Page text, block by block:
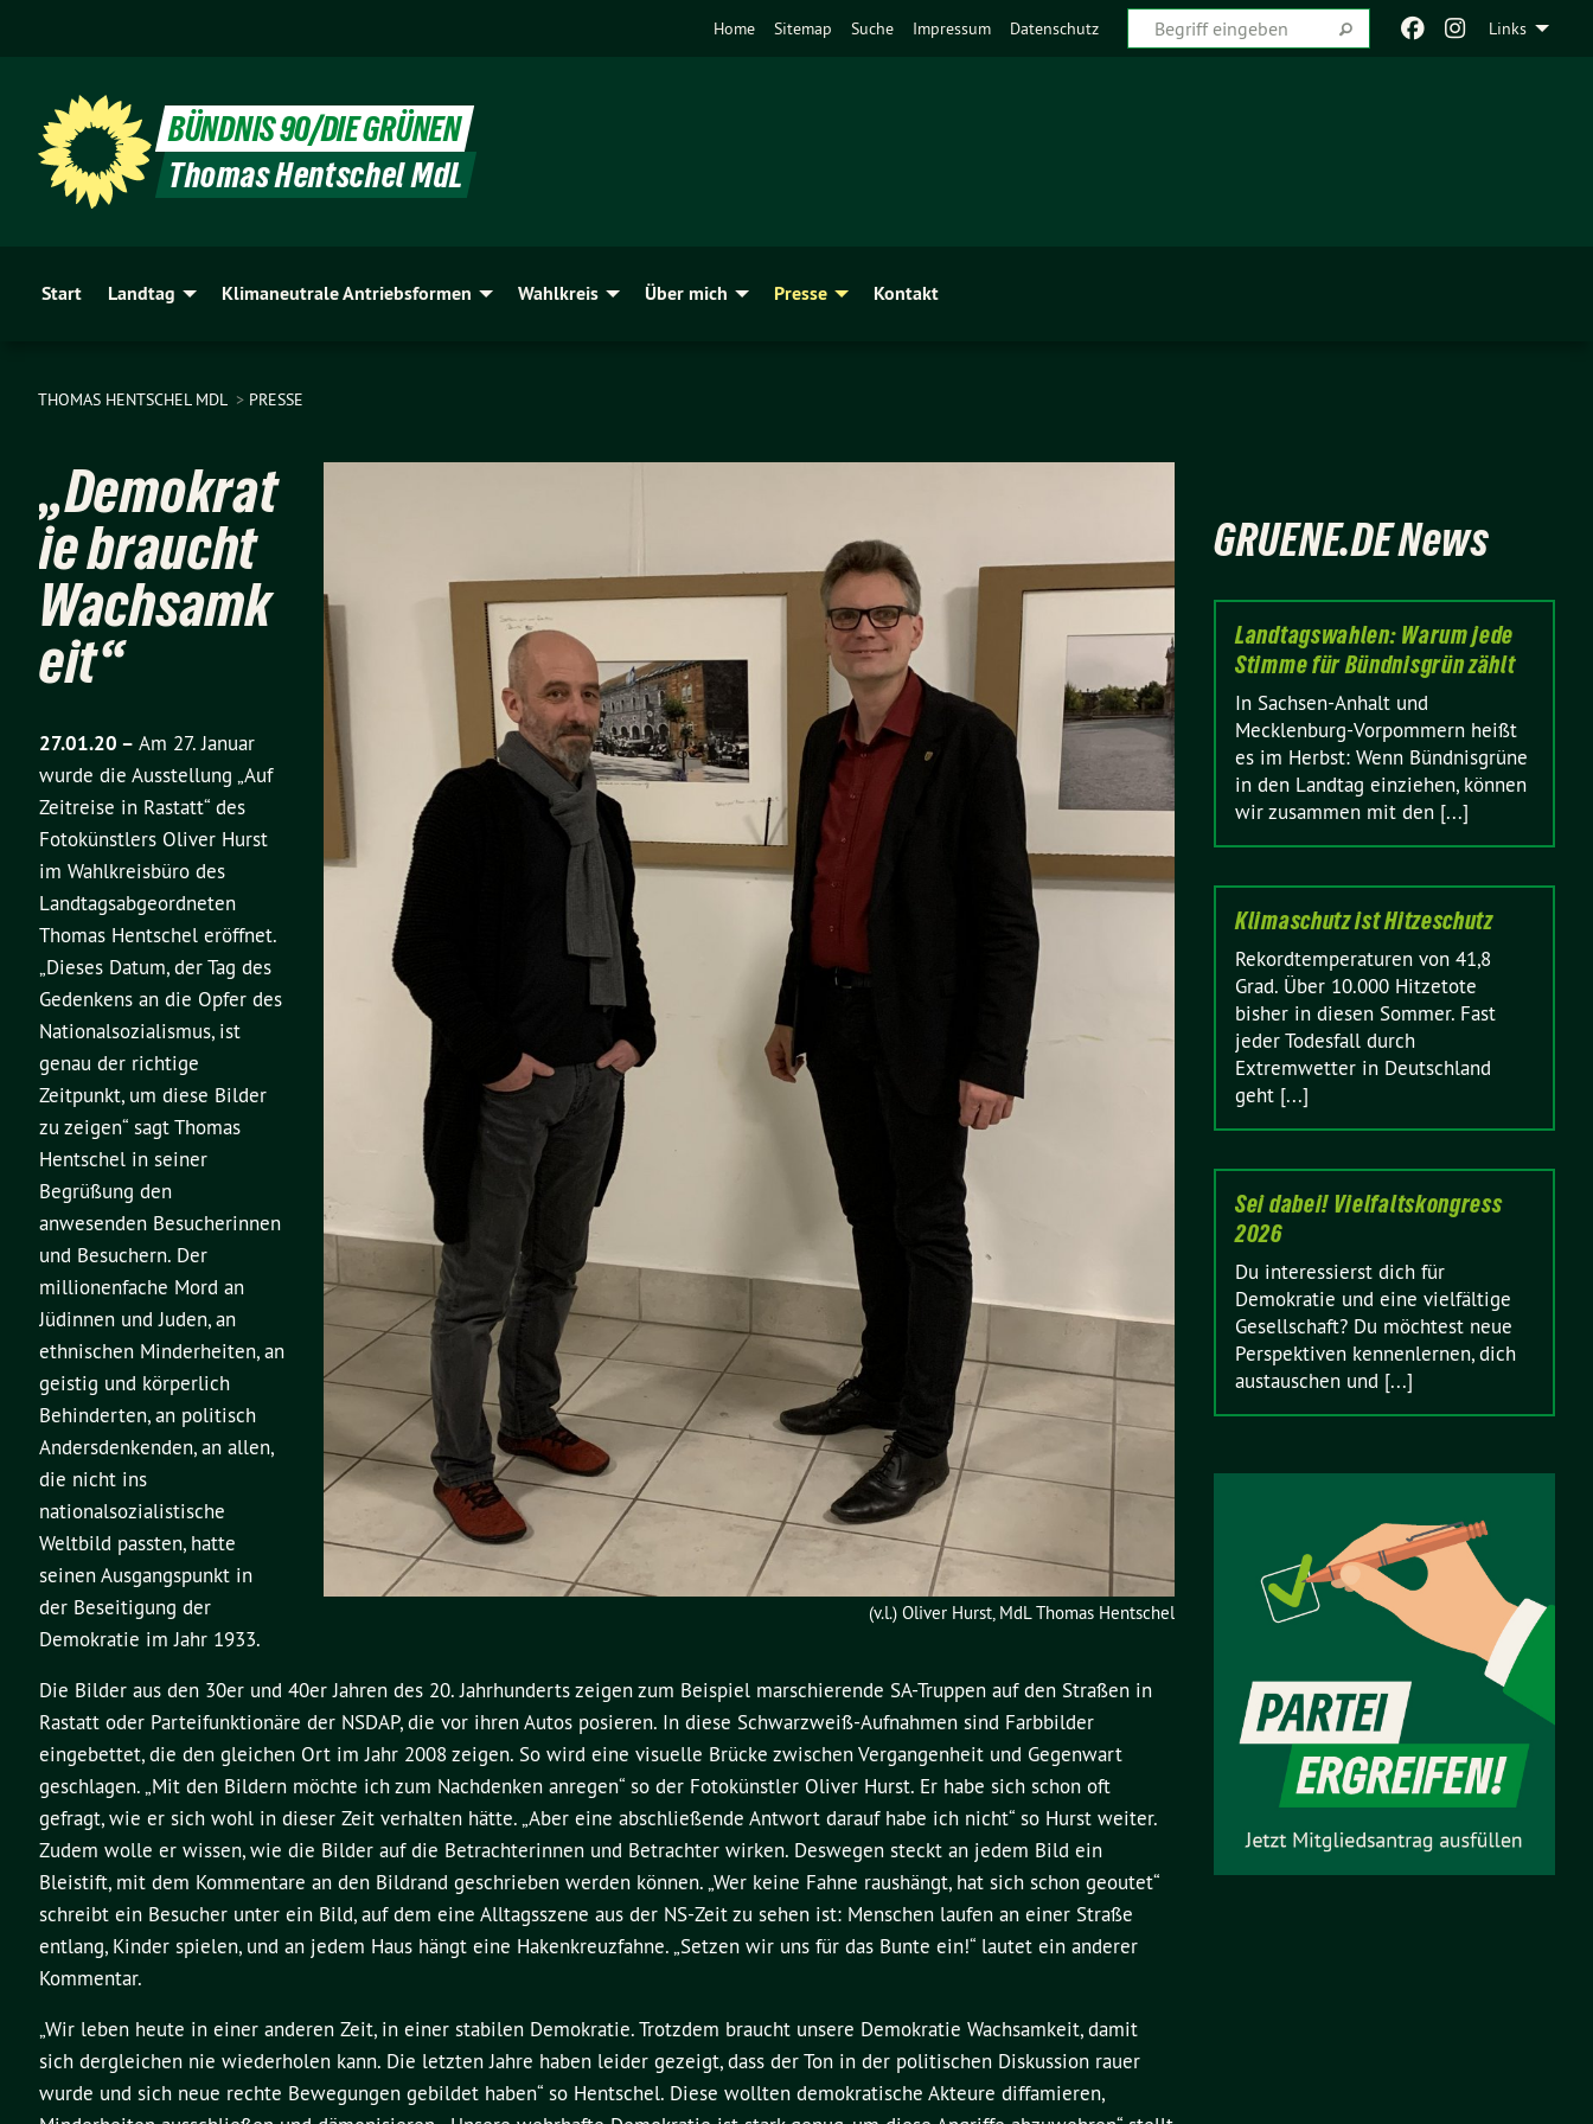
Links
Home Sitemap Suche Impressum Datenschutz
BÜNDNIS 90/DIE GRÜNEN
Thomas Hentschel MdL
Start Landtag Klimaneutrale Antriebsformen Wahlkreis Über mich Presse Kontakt
THOMAS HENTSCHEL MDL PRESSE
(v.l.) Oliver Hurst, MdL Thomas Hentschel
„Demokrat
ie braucht
Wachsamk
eit“
27.01.20 – Am 27. Januar
wurde die Ausstellung „Auf
Zeitreise in Rastatt“ des
Fotokünstlers Oliver Hurst
im Wahlkreisbüro des
Landtagsabgeordneten
Thomas Hentschel eröffnet.
„Dieses Datum, der Tag des
Gedenkens an die Opfer des
Nationalsozialismus, ist
genau der richtige
Zeitpunkt, um diese Bilder
zu zeigen“ sagt Thomas
Hentschel in seiner
Begrüßung den
anwesenden Besucherinnen
und Besuchern. Der
millionenfache Mord an
Jüdinnen und Juden, an
ethnischen Minderheiten, an
geistig und körperlich
Behinderten, an politisch
Andersdenkenden, an allen,
die nicht ins
nationalsozialistische
Weltbild passten, hatte
seinen Ausgangspunkt in
der Beseitigung der
Demokratie im Jahr 1933.
Die Bilder aus den 30er und 40er Jahren des 20. Jahrhunderts zeigen zum Beispiel marschierende SA-Truppen auf den Straßen in
Rastatt oder Parteifunktionäre der NSDAP, die vor ihren Autos posieren. In diese Schwarzweiß-Aufnahmen sind Farbbilder
eingebettet, die den gleichen Ort im Jahr 2008 zeigen. So wird eine visuelle Brücke zwischen Vergangenheit und Gegenwart
geschlagen. „Mit den Bildern möchte ich zum Nachdenken anregen“ so der Fotokünstler Oliver Hurst. Er habe sich schon oft
gefragt, wie er sich wohl in dieser Zeit verhalten hätte. „Aber eine abschließende Antwort darauf habe ich nicht“ so Hurst weiter.
Zudem wolle er wissen, wie die Bilder auf die Betrachterinnen und Betrachter wirken. Deswegen steckt an jedem Bild ein
Bleistift, mit dem Kommentare an den Bildrand geschrieben werden können. „Wer keine Fahne raushängt, hat sich schon geoutet“
schreibt ein Besucher unter ein Bild, auf dem eine Alltagsszene aus der NS-Zeit zu sehen ist: Menschen laufen an einer Straße
entlang, Kinder spielen, und an jedem Haus hängt eine Hakenkreuzfahne. „Setzen wir uns für das Bunte ein!“ lautet ein anderer
Kommentar.
„Wir leben heute in einer anderen Zeit, in einer stabilen Demokratie. Trotzdem braucht unsere Demokratie Wachsamkeit, damit
sich dergleichen nie wiederholen kann. Die letzten Jahre haben leider gezeigt, dass der Ton in der politischen Diskussion rauer
wurde und sich neue rechte Bewegungen gebildet haben“ so Hentschel. Diese wollten demokratische Akteure diffamieren,
GRUENE.DE News
Landtagswahlen: Warum jede
Stimme für Bündnisgrün zählt
In Sachsen-Anhalt und
Mecklenburg-Vorpommern heißt
es im Herbst: Wenn Bündnisgrüne
in den Landtag einziehen, können
wir zusammen mit den [...]
Klimaschutz ist Hitzeschutz
Rekordtemperaturen von 41,8
Grad. Über 10.000 Hitzetote
bisher in diesen Sommer. Fast
jeder Todesfall durch
Extremwetter in Deutschland
geht [...]
Sei dabei! Vielfaltskongress
2026
Du interessierst dich für
Demokratie und eine vielfältige
Gesellschaft? Du möchtest neue
Perspektiven kennenlernen, dich
austauschen und [...]